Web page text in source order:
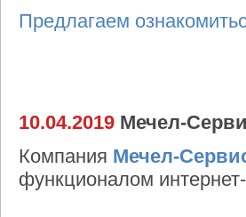
Предлагаем
10.04.2019 Мечел-
Компания Мечел-
функционалом